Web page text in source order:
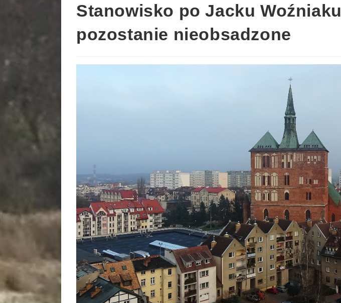
Stanowisko po Jacku Woźniaku
pozostanie nieobsadzone